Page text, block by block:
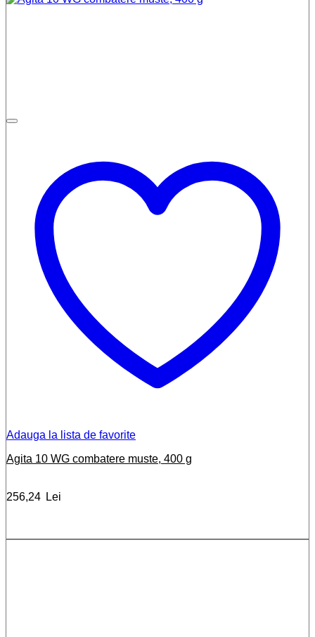
Adauga la lista de favorite
Agita 10 WG combatere muste, 400 g
256,24 Lei